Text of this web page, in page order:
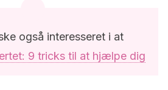
også interesseret i at
9 tricks til at hjælpe dig